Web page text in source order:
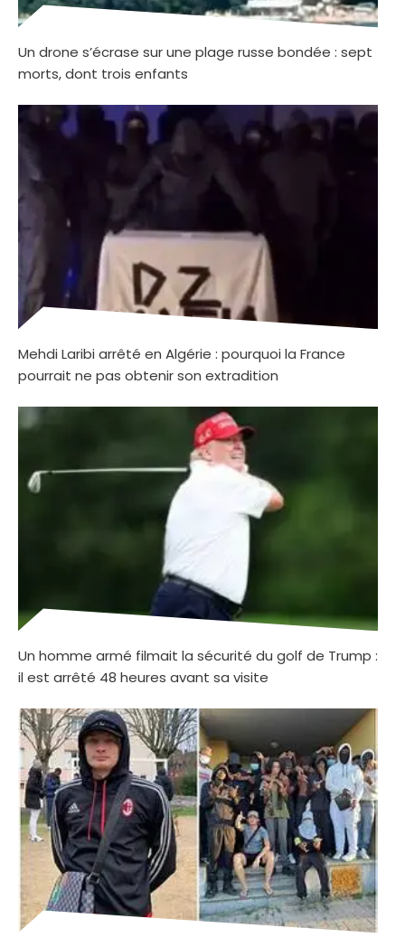
Un drone s’écrase sur une plage russe bondée : sept
morts, dont trois enfants
Mehdi Laribi arrêté en Algérie : pourquoi la France
pourrait ne pas obtenir son extradition
Un homme armé filmait la sécurité du golf de Trump :
il est arrêté 48 heures avant sa visite